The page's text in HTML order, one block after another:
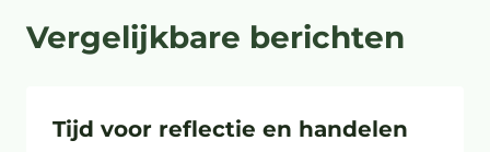
Vergelijkbare berichten
Tijd voor reflectie en handelen